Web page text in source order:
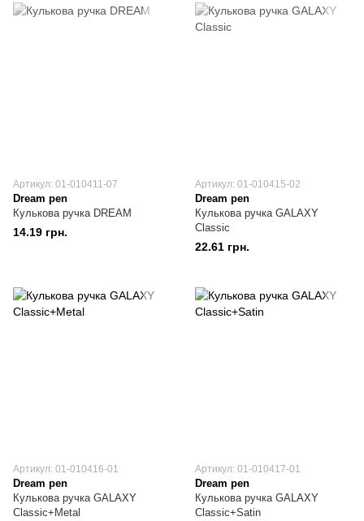
Артикул: 01-010411-07
Dream pen
Кулькова ручка DREAM
14.19 грн.
Артикул: 01-010415-02
Dream pen
Кулькова ручка GALAXY
Classic
22.61 грн.
Артикул: 01-010416-01
Dream pen
Кулькова ручка GALAXY
Classic+Metal
Артикул: 01-010417-01
Dream pen
Кулькова ручка GALAXY
Classic+Satin